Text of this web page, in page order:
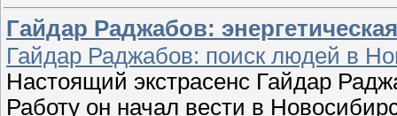
Гайдар Раджабов:
Гайдар Раджабов: поиск людей в
Настоящий экстрасенс Гайдар
Работу он начал вести в